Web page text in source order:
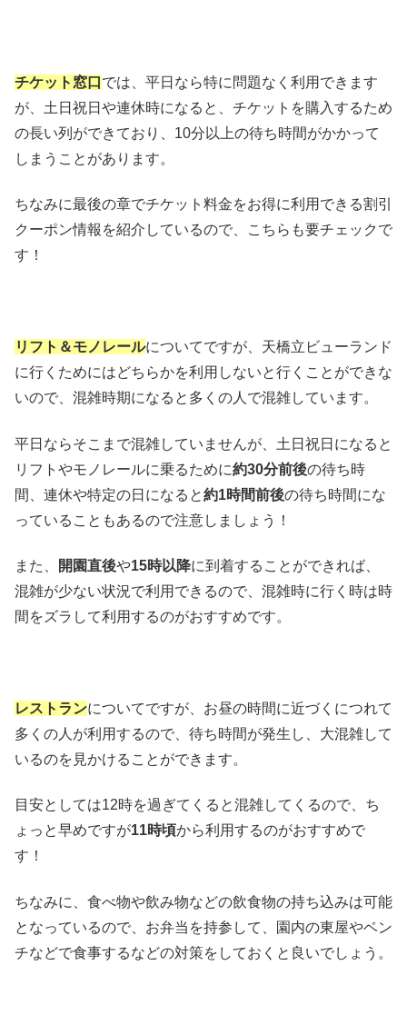
チケット窓口 では、平日なら特に問題なく利用できます
が、土日祝日や連休時になると、チケットを購入するため
の長い列ができており、10分以上の待ち時間がかかって
しまうことがあります。
ちなみに最後の章でチケット料金をお得に利用できる割引
クーポン情報を紹介しているので、こちらも要チェックで
す！
リフト＆モノレールについてですが、天橋立ビューランド
に行くためにはどちらかを利用しないと行くことができな
いので、混雑時期になると多くの人で混雑しています。
平日ならそこまで混雑していませんが、土日祝日になると
リフトやモノレールに乗るために約30分前後の待ち時
間、連休や特定の日になると約1時間前後の待ち時間にな
っていることもあるので注意しましょう！
また、 開園直後や15時以降に到着することができれば、
混雑が少ない状況で利用できるので、混雑時に行く時は時
間をズラして利用するのがおすすめです。
レストランについてですが、お昼の時間に近づくにつれて
多くの人が利用するので、待ち時間が発生し、大混雑して
いるのを見かけることができます。
目安としては12時を過ぎてくると混雑してくるので、ち
ょっと早めですが11時頃から利用するのがおすすめで
す！
ちなみに、食べ物や飲み物などの飲食物の持ち込みは可能
となっているので、お弁当を持参して、園内の東屋やベン
チなどで食事するなどの対策をしておくと良いでしょう。